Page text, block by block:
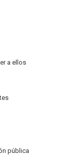
a ellos
pública